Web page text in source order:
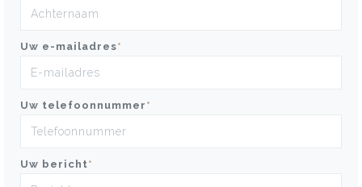
Uw e-mailadres*
Uw telefoonnummer *
Uw bericht*